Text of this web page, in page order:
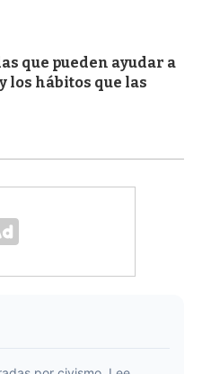
que pueden ayudar a
los hábitos que las